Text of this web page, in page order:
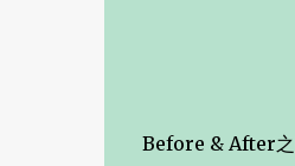
Before & After之